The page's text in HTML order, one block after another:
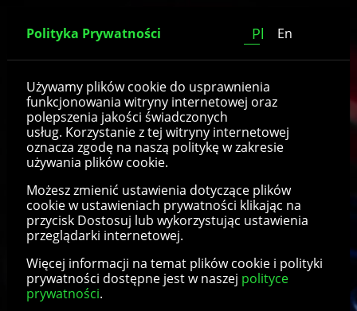
Koła z felgą aluminiową
Polityka Prywatności Pl En
Używamy plików cookie do usprawnienia
funkcjonowania witryny internetowej oraz
polepszenia jakości świadczonych
usług. Korzystanie z tej witryny internetowej
oznacza zgodę na naszą politykę w zakresie
używania plików cookie.
Możesz zmienić ustawienia dotyczące plików
cookie w ustawieniach prywatności klikając na
przycisk Dostosuj lub wykorzystując ustawienia
przeglądarki internetowej.
Więcej informacji na temat plików cookie i polityki
prywatności dostępne jest w naszej polityce
prywatności.